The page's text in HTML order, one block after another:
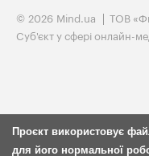
© 2026 Mind.ua
ТОВ
Cуб'єкт у сфері онлайн-
Проєкт використовує
для його нормальної